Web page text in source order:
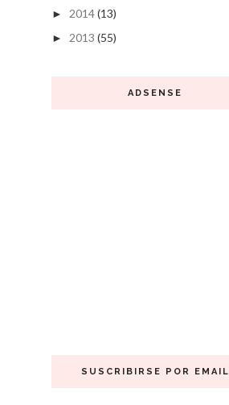
► 2014(13)
► 2013 (55)
ADSENSE
SUSCRIBIRSE POR EMAIL